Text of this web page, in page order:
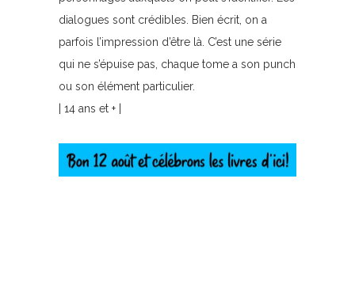
dialogues sont crédibles. Bien écrit, on a
parfois l’impression d’être là. C’est une série
qui ne s’épuise pas, chaque tome a son punch
ou son élément particulier.
| 14 ans et + |